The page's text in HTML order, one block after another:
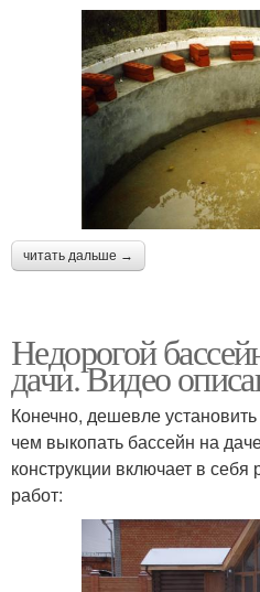
читать дальше →
Недорогой
дачи. Видео
Конечно, дешевле
чем выкопать бассейн на
конструкции включает в себя
работ: